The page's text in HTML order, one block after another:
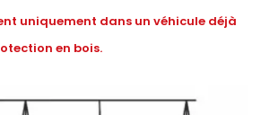
uniquement dans un véhicule déjà
en bois.